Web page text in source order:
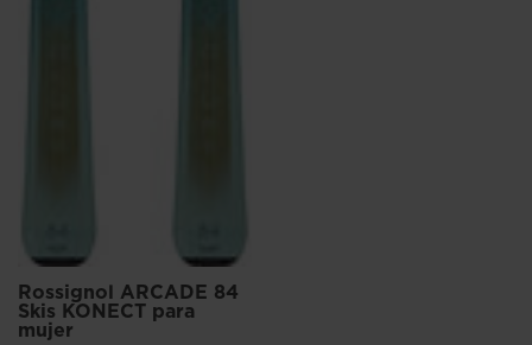
Rossignol ARCADE 84
Skis KONECT para
mujer